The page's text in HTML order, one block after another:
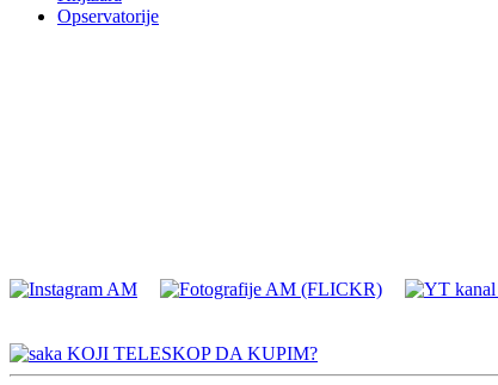
Opservatorije
KOJI TELESKOP DA KUPIM?